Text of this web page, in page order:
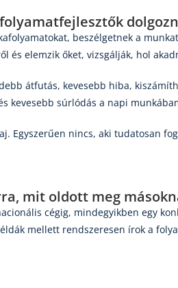
beszélgetnek a
és elemzik őket, vizsgálják, hol
átfutás, kevesebb hiba,
kevesebb súrlódás a napi
Egyszerűen nincs, aki tudatosan
mit oldott meg
cégig, mindegyikben egy
mellett rendszeresen írok a